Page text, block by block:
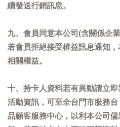
續發送行銷訊息。
九、會員同意本公司(含關係企
若會員拒絕接受權益訊息通知
相關權益。
十、持卡人資料若有異動請立
活動資訊，可至全台門市服務
品顧客服務中心，以利本公司